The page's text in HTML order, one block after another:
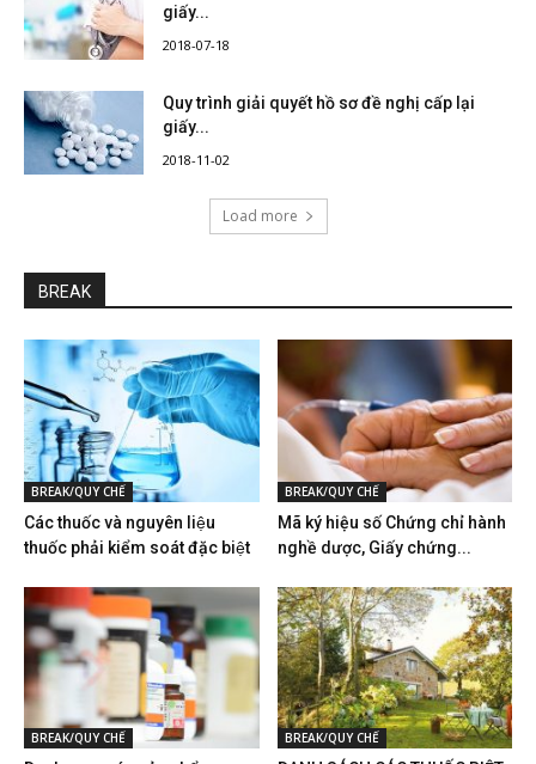
giấy...
2018-07-18
Quy trình giải quyết hồ sơ đề nghị cấp lại
giấy...
2018-11-02
Load more
BREAK
BREAK/QUY CHẾ
Các thuốc và nguyên liệu
thuốc phải kiểm soát đặc biệt
BREAK/QUY CHẾ
Mã ký hiệu số Chứng chỉ hành
nghề dược, Giấy chứng...
BREAK/QUY CHẾ BREAK/QUY CHẾ